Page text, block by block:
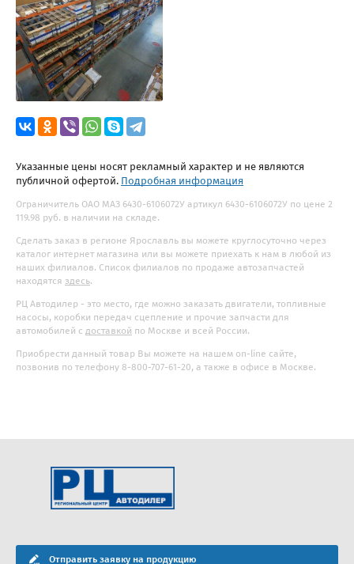
Указанные цены носят рекламный характер и не являются
публичной офертой. Подробная информация
Ограничитель ОАО МАЗ 6430-6106072У артикул 6430-6106072У по цене 2
119.98 руб. в наличии на складе.
Сделать заказ в регионе Ярославль вы можете круглосуточно через
каталог интернет магазина или вы можете приехать к нам в любой из
наших филиалов. Список филиалов по продаже автозапчастей
находятся здесь.
РЦ Автодилер - это место, где можно заказать двигатели, топливные
насосы, коробки передач сцепление и прочие запчасти для
автомобилей с доставкой по Москве и всей России.
Приобрести данный товар Вы можете на нашем on-line сайте,
позвонив по телефону 8-800-707-61-20, а также в офисе в Москве.
Отправить заявку на продукцию